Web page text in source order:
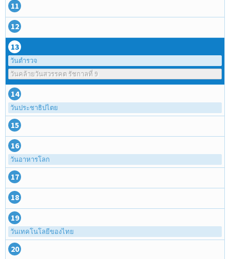
11
12
13
วันตำรวจ
วันคล้ายวันสวรรคต รัชกาลที่ 9
14
วันประชาธิปไตย
15
16
วันอาหารโลก
17
18
19
วันเทคโนโลยีของไทย
20